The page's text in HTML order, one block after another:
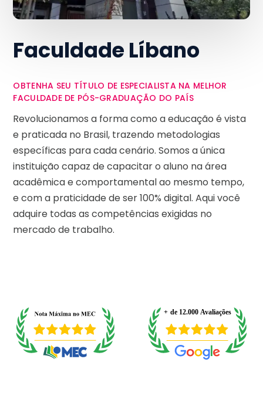
Faculdade Líbano
OBTENHA SEU TÍTULO DE ESPECIALISTA NA MELHOR
FACULDADE DE PÓS-GRADUAÇÃO DO PAÍS
Revolucionamos a forma como a educação é vista
e praticada no Brasil, trazendo metodologias
específicas para cada cenário. Somos a única
instituição capaz de capacitar o aluno na área
acadêmica e comportamental ao mesmo tempo,
e com a praticidade de ser 100% digital. Aqui você
adquire todas as competências exigidas no
mercado de trabalho.